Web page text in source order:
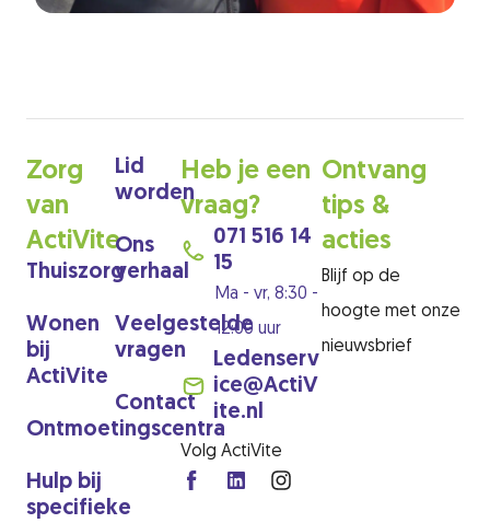
Zorg
van
ActiVite
Thuiszorg
Wonen
bij
ActiVite
Ontmoetingscentra
Hulp bij
specifieke
Lid
worden
Ons
verhaal
Veelgestelde
vragen
Contact
Heb je een
vraag?
071 516 14
15
Ma - vr, 8:30 -
12:00 uur
Ledenserv
ice@ActiV
ite.nl
Volg ActiVite
Ontvang
tips &
acties
Blijf op de
hoogte met onze
nieuwsbrief